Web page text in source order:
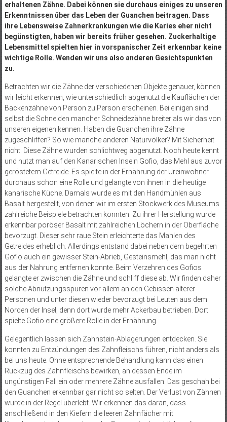
erhaltenen Zähne. Dabei können sie durchaus einiges zu unseren
Erkenntnissen über das Leben der Guanchen beitragen. Dass
ihre Lebensweise Zahnerkrankungen wie die Karies eher nicht
begünstigten, haben wir bereits früher gesehen. Zu­ckerhaltige
Lebensmittel spielten hier in vorspanischer Zeit erkennbar keine
wichtige Rolle. Wenden wir uns also anderen Gesichtspunkten
zu.
Betrachten wir die Zähne der verschiedenen Objekte genauer, können
wir leicht erkennen, wie unterschiedlich abgenutzt die Kauflächen der
Backenzähne von Person zu Person erscheinen. Bei einigen sind
selbst die Schneiden mancher Schneidezähne breiter als wir das von
unseren eigenen kennen. Haben die Guanchen ihre Zähne
zugeschliffen? So wie manche anderen Naturvölker? Mit Sicherheit
nicht. Diese Zähne wurden schlichtweg abgenutzt. Noch heute kennt
und nutzt man auf den Kanarischen Inseln Gofio, das Mehl aus zuvor
geröstetem Getreide. Es spielte in der Ernährung der Ureinwohner
durchaus schon eine Rolle und gelangte von ihnen in die heutige
kanarische Küche. Damals wurde es mit den Handmühlen aus
Basalt hergestellt, von denen wir im ersten Stockwerk des Museums
zahlreiche Beispiele betrachten konnten. Zu ihrer Herstellung wurde
erkennbar poröser Basalt mit zahlreichen Löchern in der Oberfläche
bevorzugt. Dieser sehr raue Stein erleichterte das Mahlen des
Getreides erheblich. Allerdings entstand dabei neben dem begehrten
Gofio auch ein gewisser Stein-Abrieb, Gesteinsmehl, das man nicht
aus der Nahrung entfernen konnte. Beim Verzehren des Gofios
gelangte er zwischen die Zähne und schliff diese ab. Wir finden daher
solche Abnutzungsspuren vor allem an den Gebissen älterer
Personen und unter diesen wieder bevorzugt bei Leuten aus dem
Norden der Insel; denn dort wurde mehr Ackerbau betrieben. Dort
spielte Gofio eine größere Rolle in der Ernährung.
Gelegentlich lassen sich Zahnstein-Ablagerungen entdecken. Sie
konnten zu Entzündungen des Zahnfleischs führen, nicht anders als
bei uns heute. Ohne entsprechende Behandlung kann das einen
Rückzug des Zahnfleischs bewirken, an dessen Ende im
ungünstigen Fall ein oder mehrere Zähne ausfallen. Das geschah bei
den Guanchen erkennbar gar nicht so selten. Der Verlust von Zähnen
wurde in der Regel überlebt. Wir erkennen das daran, dass
anschließend in den Kiefern die leeren Zahnfächer mit